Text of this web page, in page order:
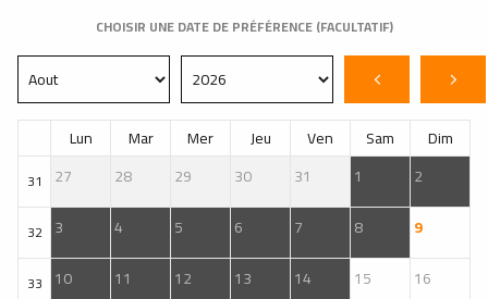
CHOISIR UNE DATE DE PRÉFÉRENCE (FACULTATIF)
Lun Mar Mer Jeu Ven Sam Dim
31 27 28 29 30 31 1 2
32 3 4 5 6 7 8 9
33 10 11 12 13 14 15 16